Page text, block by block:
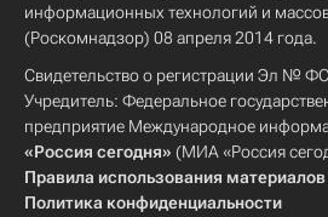
информационных технологий и
(Роскомнадзор) 08 апреля 2014 года.
Свидетельство о регистрации Эл №
Учредитель: Федеральное
предприятие Международное
«Россия сегодня» (МИА «Россия
Правила использования материалов
Политика конфиденциальности